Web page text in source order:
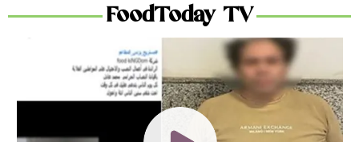
FoodToday TV